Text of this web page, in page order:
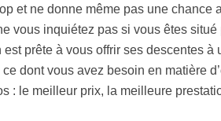
et ne donne même pas une chance
vous inquiétez pas si vous êtes situé
prête à vous offrir ses descentes à
dont vous avez besoin en matière
: le meilleur prix, la meilleure